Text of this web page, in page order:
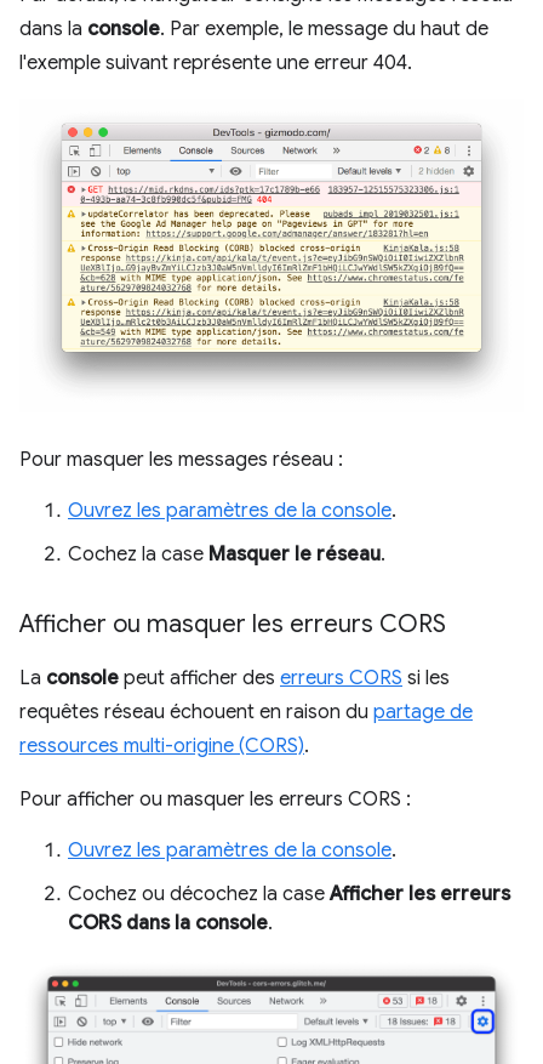
dans la console. Par exemple, le message du haut de
l'exemple suivant représente une erreur 404.
Pour masquer les messages réseau :
Ouvrez les paramètres de la console.
Cochez la case Masquer le réseau.
Afficher ou masquer les erreurs CORS
La console peut afficher des erreurs CORS si les
requêtes réseau échouent en raison du partage de
ressources multi-origine (CORS).
Pour afficher ou masquer les erreurs CORS :
Ouvrez les paramètres de la console.
Cochez ou décochez la caseAfficher les erreurs
CORS dans la console.